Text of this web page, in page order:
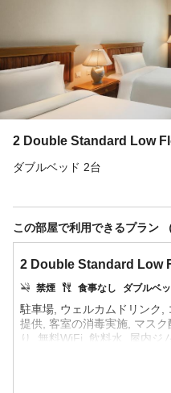
2 Double Standard Low
ダブルベッド 2台
この部屋で利用できるプラン （
2 Double Standard Low
禁煙 食事なし ダブルベ
駐車場, ウェルカムドリンク,
提供, 客室の消毒実施, マス
り, 無料WiFi, 飲料水, 屋内ジ